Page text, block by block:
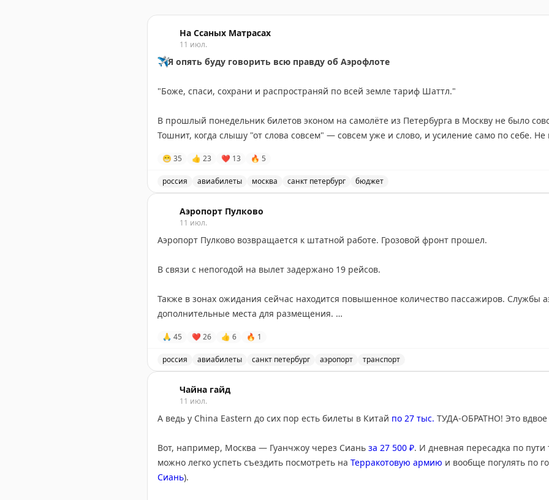
На Ссаных Матрасах
11 июл.
✈️Я опять буду говорить всю правду об Аэрофлоте
"Боже, спаси, сохрани и распространяй по всей земле тариф Шаттл."
В прошлый понедельник билетов эконом на самолёте из Петербурга в Москву не было
Тошнит, когда слышу "от слова совсем" — совсем уже и слово, и усиление само по себе. Не
Во вторник утренние и дневные рейсы появились, но по цене от 25 000 ₽.
Я же купил самый дешёвый рейс по тарифу Шаттл за 5600₽ — как обычно, самый
через чат-бот поменял БЕСПЛАТНО на нужный мне рейс в 17:00, который стоил 25 000 ₽.
Не в этом ли сила, брат?!
➖Про тариф Шаттл.
➖Почему всё-таки не на 100%?
PPS сегоднябилеты в театр
Stay tuned!
Подписаться на Матрассы
😁 35 👍 23 ❤ 13 🔥 5
россия авиабилеты москва санкт петербург бюджет
Аэропорт Пулково
11 июл.
Аэропорт Пулково возвращается к штатной работе. Грозовой фронт прошел.
В связи с непогодой на вылет задержано 19 рейсов.
Также в зонах ожидания сейчас находится повышенное количество пассажиров. Службы
дополнительные места для размещения.
Отметим, что ранее на запасные аэродромы ушли 11 рейсов. 10 из них уже благополучно
🙏 45 ❤ 26 👍 6 🔥 1
россия авиабилеты санкт петербург аэропорт транспорт
Чайна гайд
11 июл.
А ведь у China Eastern до сих пор есть билеты в Китай по 27 тыс. ТУДА-ОБРАТНО! Это
Вот, например, Москва — Гуанчжоу через Сиань за 27 500 ₽. И дневная пересадка по
можно легко успеть съездить посмотреть на Терракотовую армию и вообще погулять по
Сиань).